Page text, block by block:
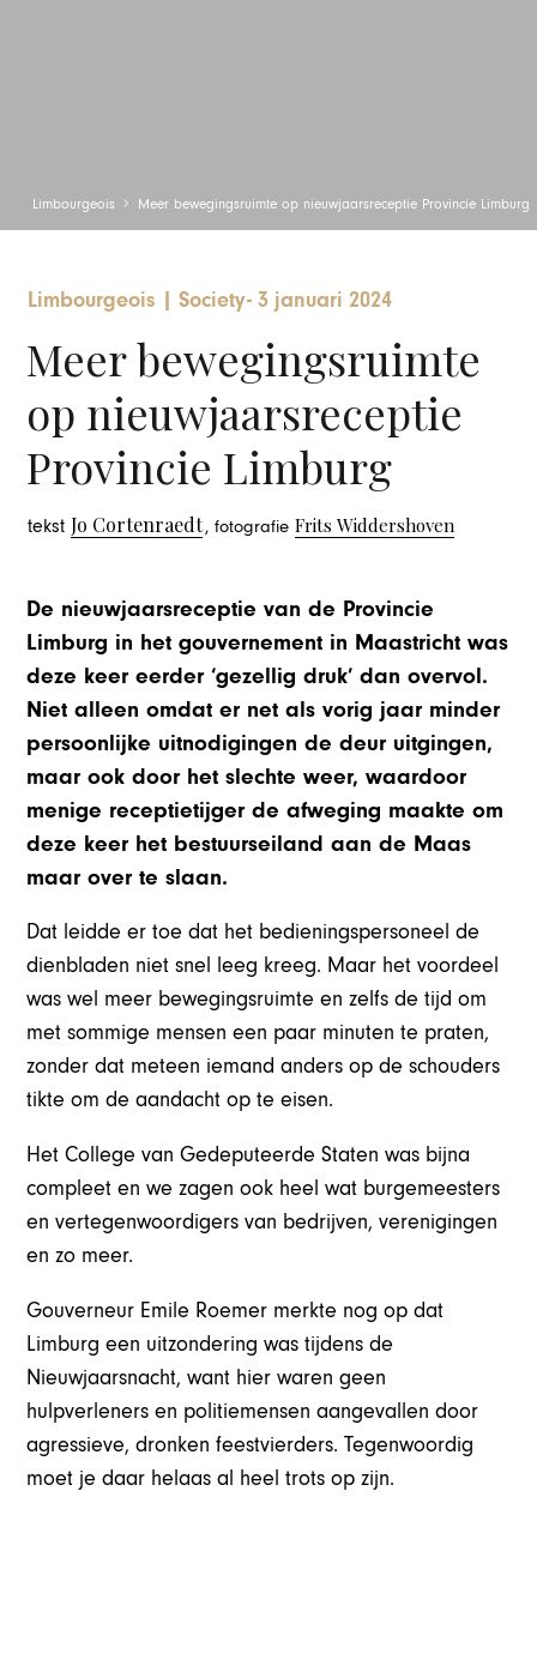
Limbourgeois Meer bewegingsruimte op nieuwjaarsreceptie Provincie Limburg
Limbourgeois Society-3 januari 2024
Meer bewegingsruimte
op nieuwjaarsreceptie
Provincie Limburg
tekstJo Cortenraedt, fotografieFrits Widdershoven
De nieuwjaarsreceptie van de Provincie
Limburg in het gouvernement in Maastricht was
deze keer eerder ‘gezellig druk’ dan overvol.
Niet alleen omdat er net als vorig jaar minder
persoonlijke uitnodigingen de deur uitgingen,
maar ook door het slechte weer, waardoor
menige receptietijger de afweging maakte om
deze keer het bestuurseiland aan de Maas
maar over te slaan.
Dat leidde er toe dat het bedieningspersoneel de
dienbladen niet snel leeg kreeg. Maar het voordeel
was wel meer bewegingsruimte en zelfs de tijd om
met sommige mensen een paar minuten te praten,
zonder dat meteen iemand anders op de schouders
tikte om de aandacht op te eisen.
Het College van Gedeputeerde Staten was bijna
compleet en we zagen ook heel wat burgemeesters
en vertegenwoordigers van bedrijven, verenigingen
en zo meer.
Gouverneur Emile Roemer merkte nog op dat
Limburg een uitzondering was tijdens de
Nieuwjaarsnacht, want hier waren geen
hulpverleners en politiemensen aangevallen door
agressieve, dronken feestvierders. Tegenwoordig
moet je daar helaas al heel trots op zijn.